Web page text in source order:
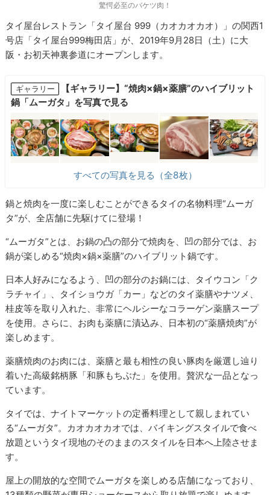
驚愕必至のバケツ肉！
タイ屋台レストラン「タイ屋台 999（カオカオカオ）」の関西1
号店「タイ屋台999梅田店」が、2019年9月28日（土）に大
阪・お初天神裏参道にオープンします。
ギャラリー
【ギャラリー】“焼肉×鍋×薬膳”のハイブリット
鍋「ムーガタ」を写真で見る
すべての写真を見る（全8枚）
鍋と焼肉を一度に楽しむことができるタイの名物料理“ムーガ
タ”が、全店舗に先駆けてに登場！
“ムーガタ”とは、お鍋の凸の部分で焼肉を、凹の部分では、お
鍋が楽しめる“焼肉×鍋×薬膳”のハイブリット鍋です。
日本人好みになるよう、凹の部分のお鍋には、タイウコン「ク
ラチャイ」、タイショウガ「カー」などのタイ薬膳やナツメ、
桂皮等を取り入れた、非常にヘルシーなコラーゲン薬膳スープ
を使用。さらに、お肉も薬膳に漬込み、日本初の“薬膳焼肉”が
楽しめます。
薬膳焼肉のお肉には、薬膳と最も相性の良い豚肉を厳選し辿り
着いた高級銘柄豚「和豚もちぶた」を使用。贅沢な一品となっ
ています。
タイでは、ナイトマーケットの定番料理として親しまれてい
る“ムーガタ”。カオカオカオでは、バイキングスタイルで食べ
放題というタイ現地のそのままのスタイルを日本へ上陸させま
す。
屋上の開放的な空間でムーガタを楽しめる店舗になっており、